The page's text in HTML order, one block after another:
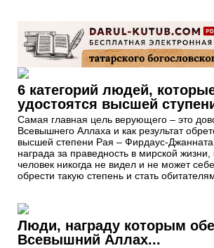
6 категорий людей,
удостоятся высшей
Самая главная цель верующего – это
Всевышнего Аллаха и как результат
высшей степени Рая – Фирдаус-
награда за праведность в мирской жизни,
человек никогда не видел и не может
обрести такую степень и стать
Люди, награду которым
Всевышний Аллах...